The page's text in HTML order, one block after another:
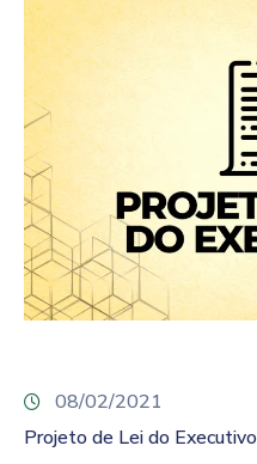
08/02/2021
Projeto de Lei do Executivo